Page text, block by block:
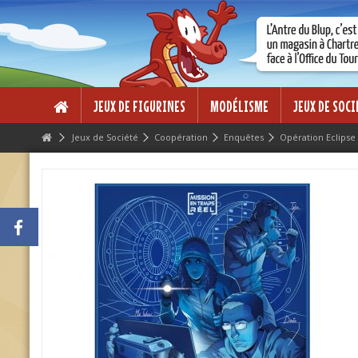
Lorem ipsum dolor sit amet
Lorem ipsum dolor sit amet, consectetur adipisicing elit, sed do
dolore magna aliqua. Ut enim ad minim veniam, quis nostrud
ea commodo consequat.
JEUX DE FIGURINES MODÉLISME JEUX DE
Jeux de Société Coopération Enquêtes Opération Eclipse